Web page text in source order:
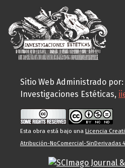
Sitio Web Administrado
Investigaciones Estéticas,
Esta obra está bajo una Licencia
Atribución-NoComercial-SinDerivadas